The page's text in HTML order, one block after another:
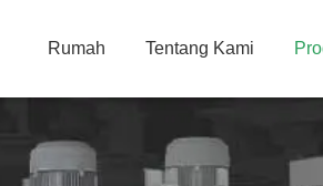
Rumah Tentang Kami